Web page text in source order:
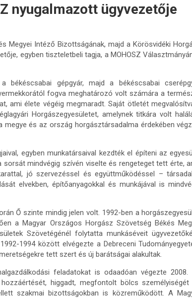
nyugalmazott ügyvezetője
Megyei Intéző Bizottságának, majd a Körösvidéki
egyben tiszteletbeli tagja, a MOHOSZ
békéscsabai gépgyár, majd a békéscsabai
fogva meghatározó volt számára a
ami élete végéig megmaradt. Saját ötletét
Horgászegyesületet, amelynek titkára volt
és az ország horgásztársadalma érdekében
egyben munkatársaival kezdték el építeni az
mindvégig szívén viselte és rengeteget tett érte,
jó szervezéssel és együttműködéssel –
elvekben, építőanyagokkal és munkájával is
Ő szinte mindig jelen volt. 1992-ben a
a Magyar Országos Horgász Szövetség Békés
Szövetégénél folytatta munkáséveit
1994 között elvégezte a Debreceni
tett szert és új barátságai alakultak.
feladatokat is odaadóan végezte 2008.
higgadt, megfontolt bölcs személyiségét
szakmai bizottságokban is közreműködött. A